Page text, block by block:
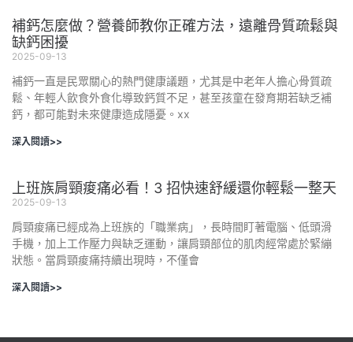
補鈣怎麼做？營養師教你正確方法，遠離骨質疏鬆與
缺鈣困擾
2025-09-13
補鈣一直是民眾關心的熱門健康議題，尤其是中老年人擔心骨質疏
鬆、年輕人飲食外食化導致鈣質不足，甚至孩童在發育期若缺乏補
鈣，都可能對未來健康造成隱憂。xx
深入閱讀>>
上班族肩頸痠痛必看！3 招快速舒緩還你輕鬆一整天
2025-09-13
肩頸痠痛已經成為上班族的「職業病」，長時間盯著電腦、低頭滑
手機，加上工作壓力與缺乏運動，讓肩頸部位的肌肉經常處於緊繃
狀態。當肩頸痠痛持續出現時，不僅會
深入閱讀>>